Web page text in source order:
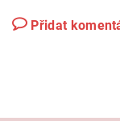
Přidat